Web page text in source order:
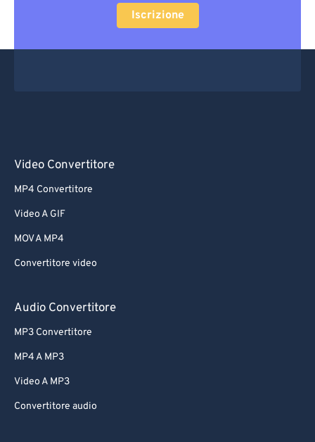
Iscrizione
Video Convertitore
MP4 Convertitore
Video A GIF
MOV A MP4
Convertitore video
Audio Convertitore
MP3 Convertitore
MP4 A MP3
Video A MP3
Convertitore audio